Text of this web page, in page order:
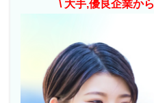
\ 大手,優良企業か